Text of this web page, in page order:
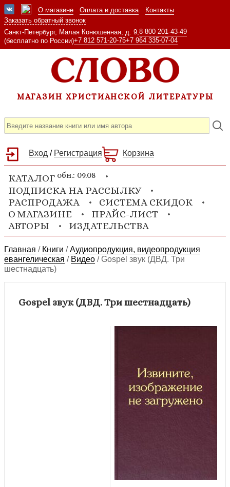
О магазине Оплата и доставка
Контакты
Заказать обратный звонок
Санкт-Петербург, Малая Конюшенная, д. 9, 8 800 201-43-49
(бесплатно по России)+7 812 571-20-75+7 964 335-07-04
МАГАЗИН ХРИСТИАНСКОЙ ЛИТЕРАТУРЫ
Вход / Регистрация Корзина
КАТАЛОГ обн.: 09.08
ПОДПИСКА НА РАССЫЛКУ
РАСПРОДАЖА
СИСТЕМА СКИДОК
О МАГАЗИНЕ
ПРАЙС-ЛИСТ
АВТОРЫ
ИЗДАТЕЛЬСТВА
Главная / Книги /Аудиопродукция, видеопродукция
евангелическая / Видео /Gospel звук (ДВД. Три
шестнадцать)
Gospel звук (ДВД. Три шестнадцать)